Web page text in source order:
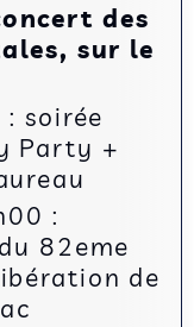
des
sur le
soirée
Party +
:
82eme
de